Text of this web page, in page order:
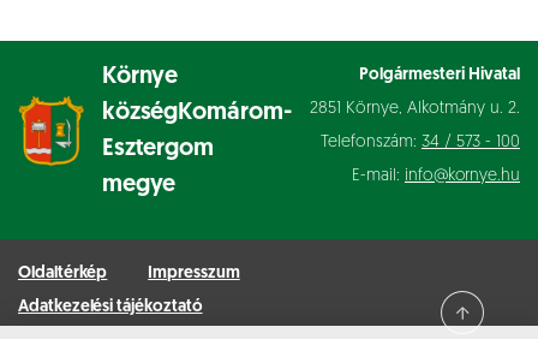
Környe
községKomárom-
Esztergom
megye
Polgármesteri Hivatal
2851 Környe, Alkotmány u. 2.
Telefonszám: 34 / 573 - 100
E-mail: info@kornye.hu
Oldaltérkép
Impresszum
Adatkezelési tájékoztató